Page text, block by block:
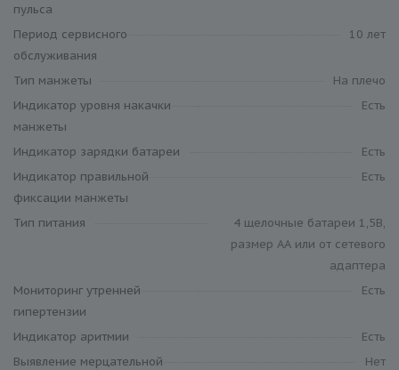
пульса
Период сервисного
обслуживания
10 лет
Тип манжеты
На плечо
Индикатор уровня накачки
манжеты
Есть
Индикатор зарядки батареи
Есть
Индикатор правильной
фиксации манжеты
Есть
Тип питания
4 щелочные батареи 1,5В,
размер АА или от сетевого
адаптера
Мониторинг утренней
гипертензии
Есть
Индикатор аритмии
Есть
Выявление мерцательной
Нет